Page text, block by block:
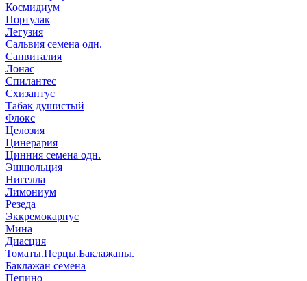
Космидиум
Портулак
Легузия
Сальвия семена одн.
Санвиталия
Лонас
Спилантес
Схизантус
Табак душистый
Флокс
Целозия
Цинерария
Цинния семена одн.
Эшшольция
Нигелла
Лимониум
Резеда
Эккремокарпус
Мина
Диасция
Томаты.Перцы.Баклажаны.
Баклажан семена
Пепино